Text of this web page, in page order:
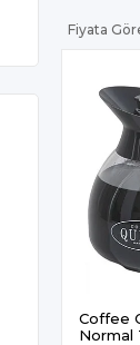
Fiyata
Coffee
Normal